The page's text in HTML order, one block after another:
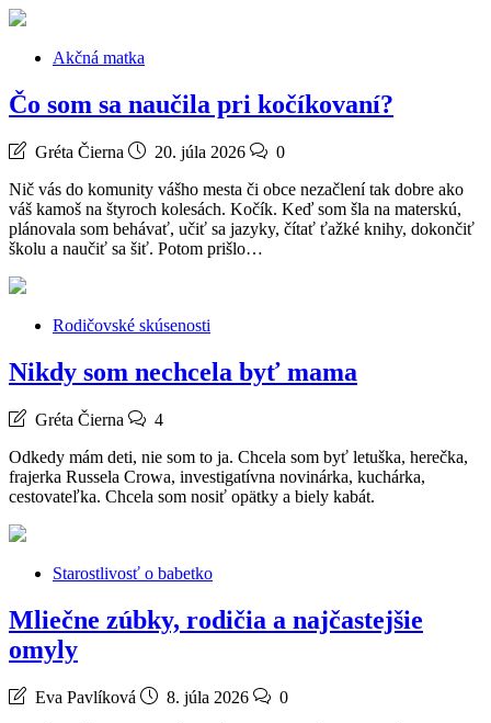
Akčná matka
Čo som sa naučila pri kočíkovaní?
Gréta Čierna 20. júla 2026
0
Nič vás do komunity vášho mesta či obce nezačlení tak dobre ako
váš kamoš na štyroch kolesách. Kočík. Keď som šla na materskú,
plánovala som behávať, učiť sa jazyky, čítať ťažké knihy, dokončiť
školu a naučiť sa šiť. Potom prišlo…
Rodičovské skúsenosti
Nikdy som nechcela byť mama
Gréta Čierna
4
Odkedy mám deti, nie som to ja. Chcela som byť letuška, herečka,
frajerka Russela Crowa, investigatívna novinárka, kuchárka,
cestovateľka. Chcela som nosiť opätky a biely kabát.
Starostlivosť o babetko
Mliečne zúbky, rodičia a najčastejšie
omyly
Eva Pavlíková 8. júla 2026
0